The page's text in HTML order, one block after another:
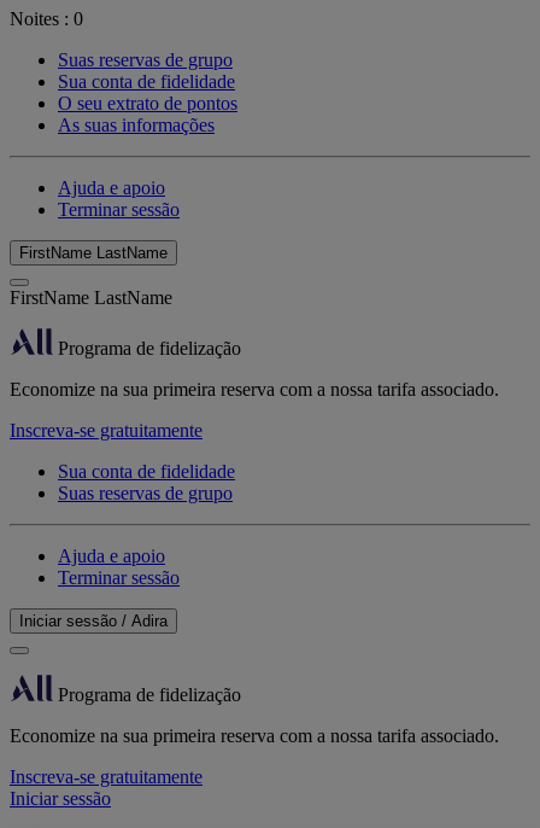
Noites : 0
Suas reservas de grupo
Sua conta de fidelidade
O seu extrato de pontos
As suas informações
Ajuda e apoio
Terminar sessão
FirstName LastName
FirstName LastName
Programa de fidelização
Economize na sua primeira reserva com a nossa tarifa associado.
Inscreva-se gratuitamente
Sua conta de fidelidade
Suas reservas de grupo
Ajuda e apoio
Terminar sessão
Iniciar sessão / Adira
Programa de fidelização
Economize na sua primeira reserva com a nossa tarifa associado.
Inscreva-se gratuitamente
Iniciar sessão